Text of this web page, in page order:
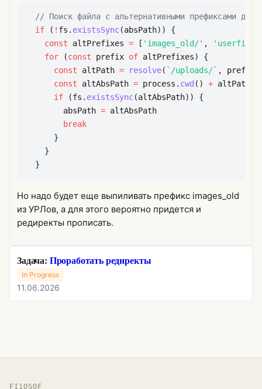
// Поиск файла с альтернативными префиксами для
if
( ! fs . existsSync(absPath) )
{
const altPrefixes = [ 'images_old/' ,
for
(const prefix of altPrefixes)
{
const altPath = resolve( ` /uploads/` , prefix
const altAbsPath = process . cwd ( ) +
if
(fs . existsSync(altAbsPath) )
{
        absPath
=
break
}
}
}
Но надо будет еще выпиливать префикс images_old
из УРЛов, а для этого вероятно придется и
редиректы прописать.
Задача: Проработать редиректы
In Progress
11.06.2026
FI1OSOF